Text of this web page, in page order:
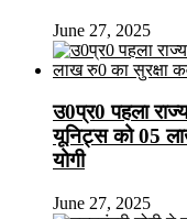
June 27, 2025
उ0प्र0 पहला
यूनिट्स को 05
योगी
June 27, 2025